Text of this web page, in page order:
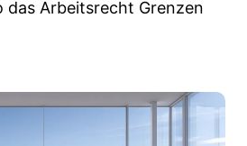
das Arbeitsrecht Grenzen